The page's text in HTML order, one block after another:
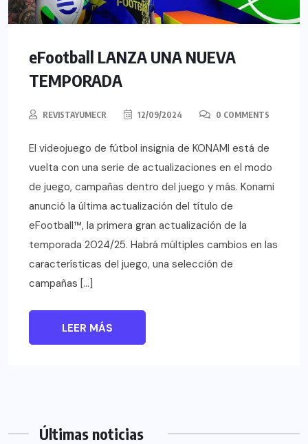
eFootball LANZA UNA NUEVA
TEMPORADA
REVISTAYUMECR 12/09/2024 0 COMMENTS
El videojuego de fútbol insignia de KONAMI está de
vuelta con una serie de actualizaciones en el modo
de juego, campañas dentro del juego y más. Konami
anunció la última actualización del título de
eFootball™, la primera gran actualización de la
temporada 2024/25. Habrá múltiples cambios en las
características del juego, una selección de
campañas […]
LEER MÁS
Últimas noticias